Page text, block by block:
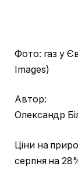
Фото: газ у
Images)
Автор:
Олександр
Ціни на
серпня на